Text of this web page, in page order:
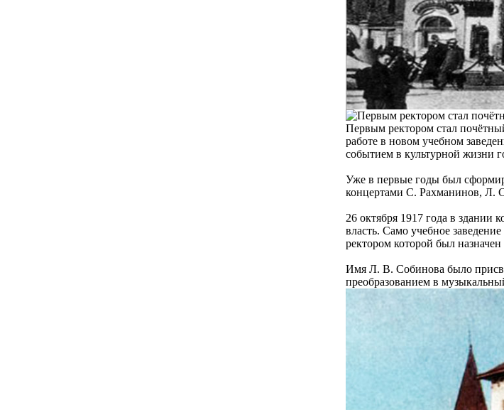
Первым ректором стал
работе в новом учебном
событием в культурной жизни
Уже в первые годы был
концертами С. Рахманинов, Л.
26 октября 1917 года в здании
власть. Само учебное
ректором которой был
Имя Л. В. Собинова было
преобразованием в